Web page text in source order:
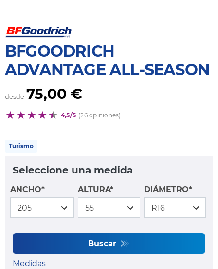
BFGOODRICH
ADVANTAGE ALL-SEASON
desde 75,00 €
4,5/5 (26 opiniones)
Turismo
Seleccione una medida
ANCHO* ALTURA* DIÁMETRO*
Buscar
Medidas